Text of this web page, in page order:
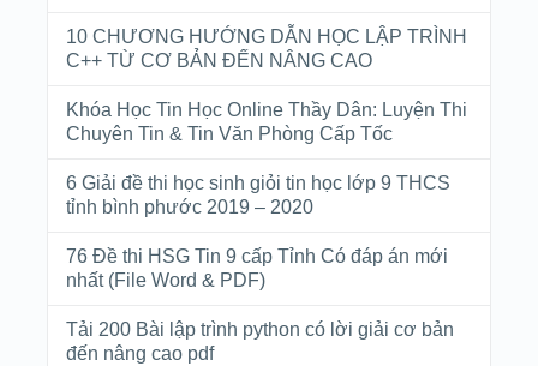
10 CHƯƠNG HƯỚNG DẪN HỌC LẬP TRÌNH
C++ TỪ CƠ BẢN ĐẾN NÂNG CAO
Khóa Học Tin Học Online Thầy Dân: Luyện Thi
Chuyên Tin & Tin Văn Phòng Cấp Tốc
6 Giải đề thi học sinh giỏi tin học lớp 9 THCS
tỉnh bình phước 2019 – 2020
76 Đề thi HSG Tin 9 cấp Tỉnh Có đáp án mới
nhất (File Word & PDF)
Tải 200 Bài lập trình python có lời giải cơ bản
đến nâng cao pdf